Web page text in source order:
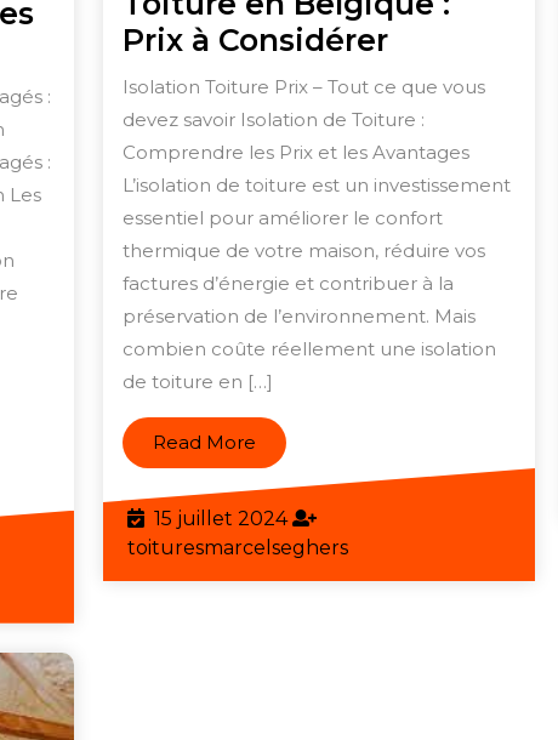
:
:
Les
Prix à ConsidérerCoût
de
l’Isolation
de
Toiture
en
Belgique
:
Prix
à
Isolation Toiture Prix – Tout ce que vous
devez savoir Isolation de Toiture :
Comprendre les Prix et les Avantages
L’isolation de toiture est un investissement
essentiel pour améliorer le confort
thermique de votre maison, réduire vos
factures d’énergie et contribuer à la
préservation de l’environnement. Mais
combien coûte réellement une isolation
de toiture en […]
Read More Read
More
15 juillet 202415
juillet
2024
toituresmarcelsegherstoituresmarcelseghers